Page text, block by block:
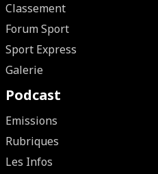
Classement
Forum Sport
Sport Express
Galerie
Podcast
Emissions
Rubriques
Les Infos